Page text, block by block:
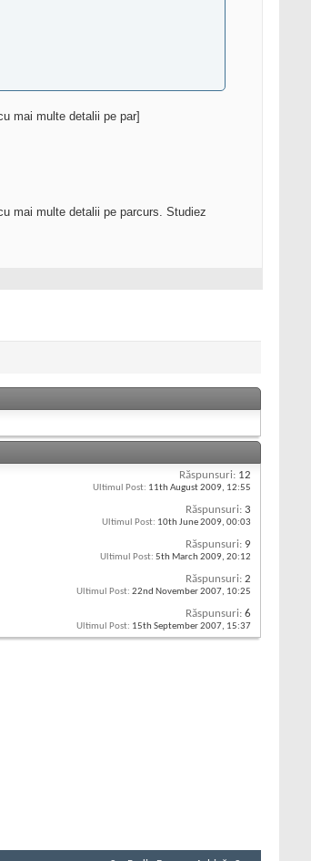
mai multe detalii pe par]
mai multe detalii pe parcurs. Studiez
Răspunsuri: 12
Ultimul Post: 11th August 2009, 12:55
Răspunsuri: 3
Ultimul Post: 10th June 2009, 00:03
Răspunsuri: 9
Ultimul Post: 5th March 2009, 20:12
Răspunsuri: 2
Ultimul Post: 22nd November 2007, 10:25
Răspunsuri: 6
Ultimul Post: 15th September 2007, 15:37